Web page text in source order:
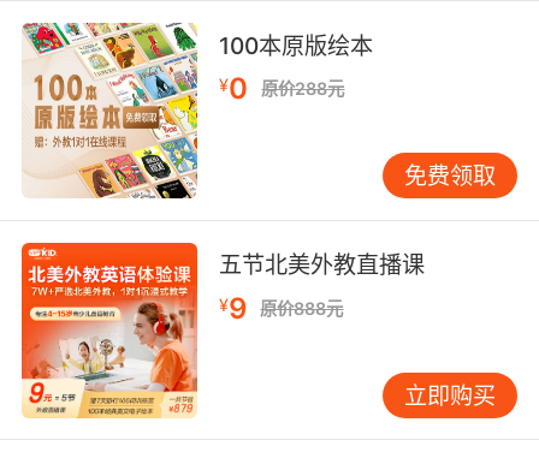
小学英语语法部分详解之动词s的变化规则
一般情况下直接在动词后面加-s，比如“cook-
种情况是以字母“s、x、sh、ch、o”结尾的需要在
后面加-es，比如“guess-guesses（猜测）、
wash-washes（清洗）、watch-watches（观
看）以及go-goes（去）”等。此外就是以辅音字
母“y”结尾的动词，要将“y”变成“i”再加-es，比如
“study-studies（学习）”。
100本原版绘本
¥0 原价288元
免费领取
五节北美外教直播课
¥9 原价888元
立即购买